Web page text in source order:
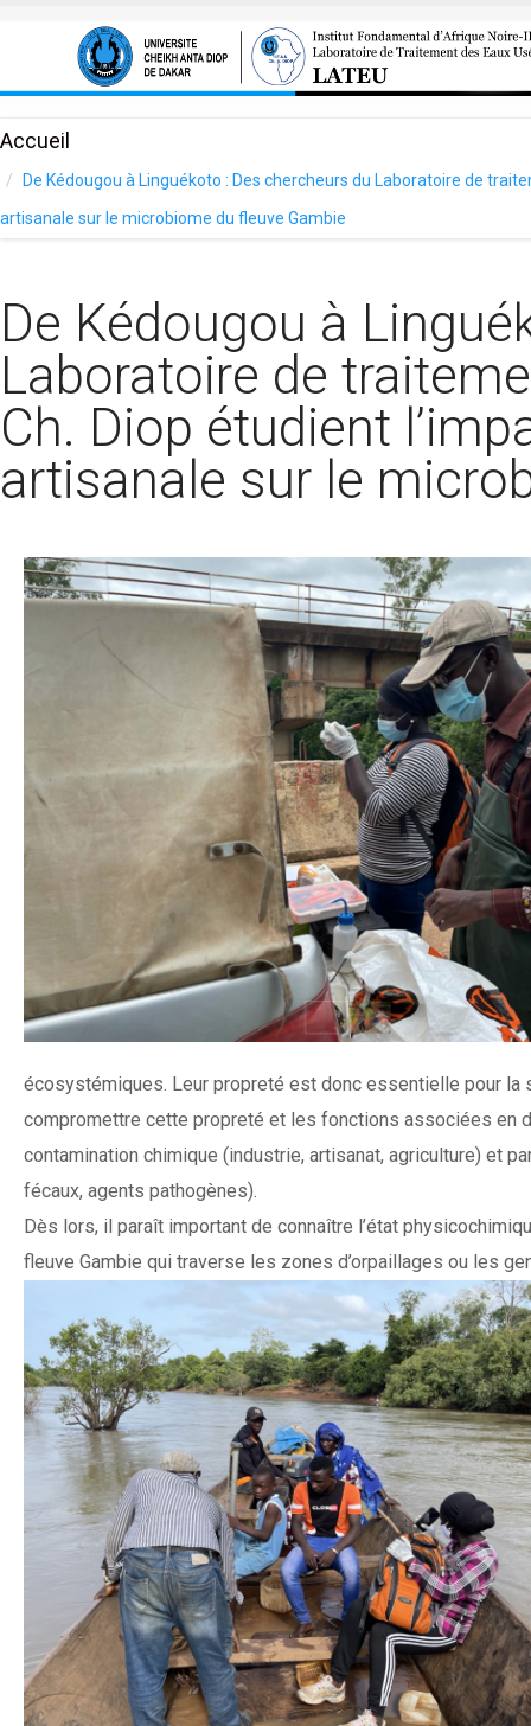
Accueil
De Kédougou à Linguékoto : Des chercheurs du Laboratoire de
artisanale sur le microbiome du fleuve Gambie
De Kédougou à
Laboratoire de
Ch. Diop étudient
artisanale sur le
écosystémiques. Leur propreté est donc essentielle pour la
compromettre cette propreté et les fonctions associées en
contamination chimique (industrie, artisanat, agriculture) et
fécaux, agents pathogènes).
Dès lors, il paraît important de connaître l’état
fleuve Gambie qui traverse les zones d’orpaillages ou les